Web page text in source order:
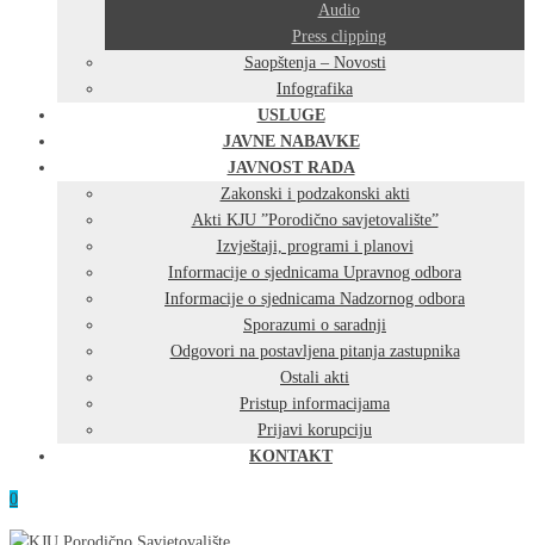
Audio
Press clipping
Saopštenja – Novosti
Infografika
USLUGE
JAVNE NABAVKE
JAVNOST RADA
Zakonski i podzakonski akti
Akti KJU ”Porodično savjetovalište”
Izvještaji, programi i planovi
Informacije o sjednicama Upravnog odbora
Informacije o sjednicama Nadzornog odbora
Sporazumi o saradnji
Odgovori na postavljena pitanja zastupnika
Ostali akti
Pristup informacijama
Prijavi korupciju
KONTAKT
0